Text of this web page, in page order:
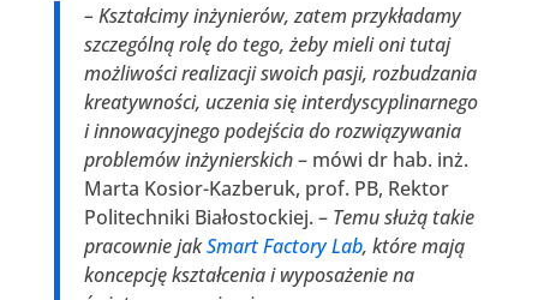
– Kształcimy inżynierów, zatem przykładamy
szczególną rolę do tego, żeby mieli oni tutaj
możliwości realizacji swoich pasji, rozbudzania
kreatywności, uczenia się interdyscyplinarnego
i innowacyjnego podejścia do rozwiązywania
problemów inżynierskich– mówi dr hab. inż.
Marta Kosior-Kazberuk, prof. PB, Rektor
Politechniki Białostockiej. – Temu służą takie
pracownie jakSmart Factory Lab, które mają
koncepcję kształcenia i wyposażenie na